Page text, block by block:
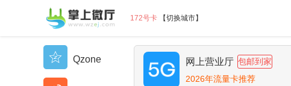
172号卡 【切换城市】
网上营业厅 包邮到家
2026年流量卡推荐
Qzone